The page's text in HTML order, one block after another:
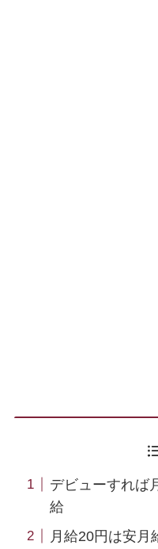
デビューすれ
給
月給20円は安月